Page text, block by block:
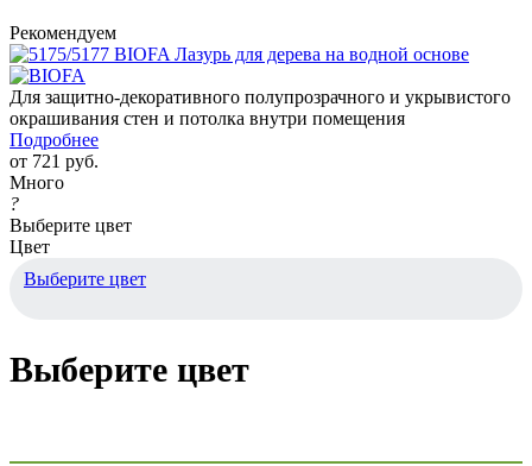
Рекомендуем
Для защитно-декоративного полупрозрачного и укрывистого
окрашивания стен и потолка внутри помещения
Подробнее
от 721 руб.
Много
?
Выберите цвет
Цвет
Выберите цвет
Выберите цвет